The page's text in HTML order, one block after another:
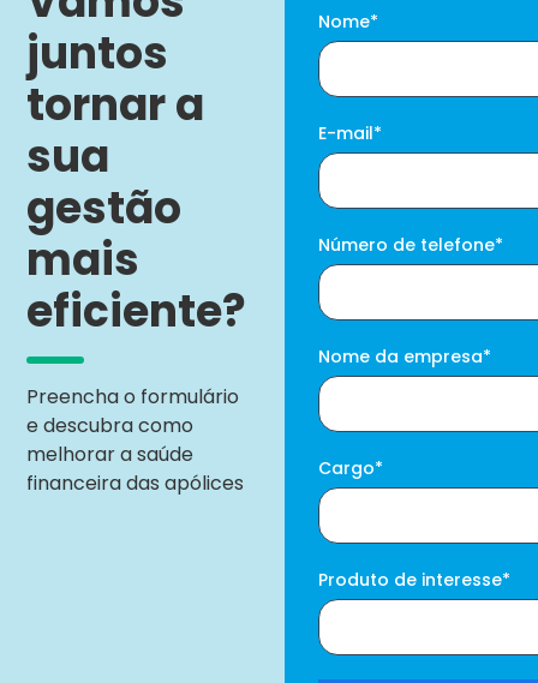
juntos
tornar a
sua
gestão
mais
eficiente?
Preencha o formulário
e descubra como
melhorar a saúde
financeira das apólices
Nome*
E-mail*
Número de telefone*
Nome da empresa*
Cargo*
Produto de interesse*